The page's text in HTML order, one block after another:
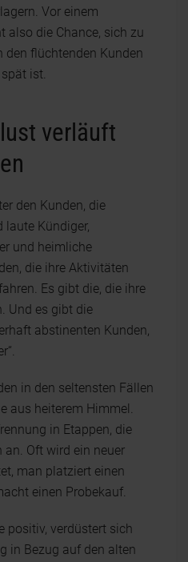
Vor einem
also die Chance, sich zu
den flüchtenden Kunden
ist.
verläuft
den Kunden, die
laute Kündiger,
und heimliche
die ihre Aktivitäten
Es gibt die, die ihre
Und es gibt die
abstinenten Kunden,
in den seltensten Fällen
aus heiterem Himmel.
in Etappen, die
Oft wird ein neuer
man platziert einen
einen Probekauf.
positiv, verdüstert sich
in Bezug auf den alten